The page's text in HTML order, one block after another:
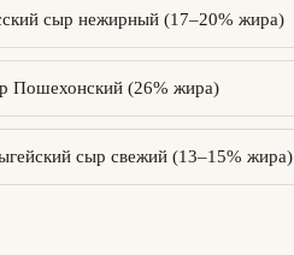
сыр нежирный (17–20% жира)
Пошехонский (26% жира)
сыр свежий (13–15% жира)